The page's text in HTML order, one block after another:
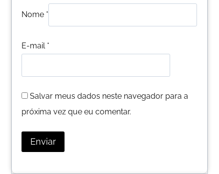
Nome *
E-mail *
Salvar meus dados neste navegador para a
próxima vez que eu comentar.